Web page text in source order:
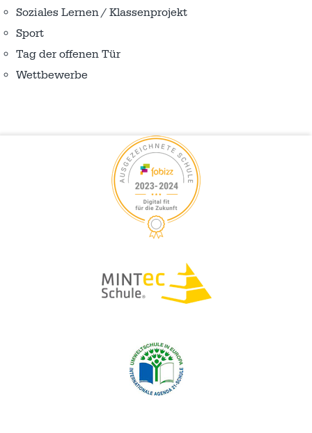
Soziales Lernen / Klassenprojekt
Sport
Tag der offenen Tür
Wettbewerbe